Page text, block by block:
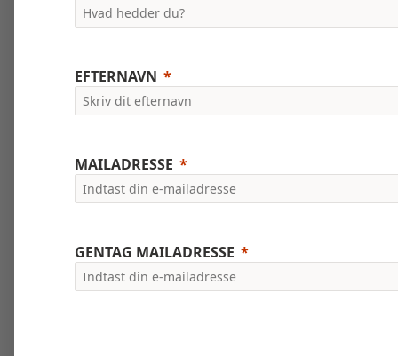
EFTERNAVN
MAILADRESSE
GENTAG MAILADRESSE